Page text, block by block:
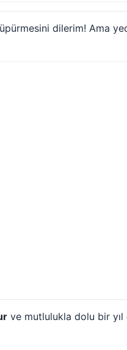
dilerim! Ama
ve mutlulukla dolu bir yıl